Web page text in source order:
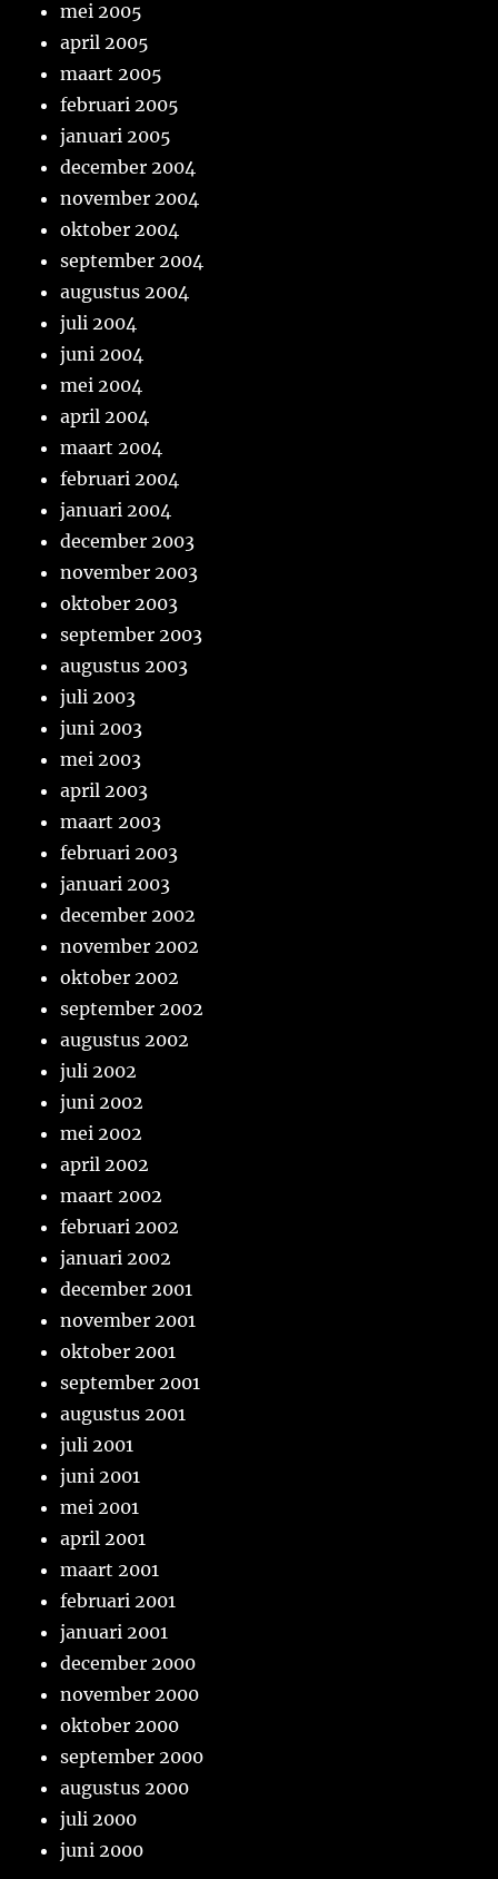
mei 2005
april 2005
maart 2005
februari 2005
januari 2005
december 2004
november 2004
oktober 2004
september 2004
augustus 2004
juli 2004
juni 2004
mei 2004
april 2004
maart 2004
februari 2004
januari 2004
december 2003
november 2003
oktober 2003
september 2003
augustus 2003
juli 2003
juni 2003
mei 2003
april 2003
maart 2003
februari 2003
januari 2003
december 2002
november 2002
oktober 2002
september 2002
augustus 2002
juli 2002
juni 2002
mei 2002
april 2002
maart 2002
februari 2002
januari 2002
december 2001
november 2001
oktober 2001
september 2001
augustus 2001
juli 2001
juni 2001
mei 2001
april 2001
maart 2001
februari 2001
januari 2001
december 2000
november 2000
oktober 2000
september 2000
augustus 2000
juli 2000
juni 2000